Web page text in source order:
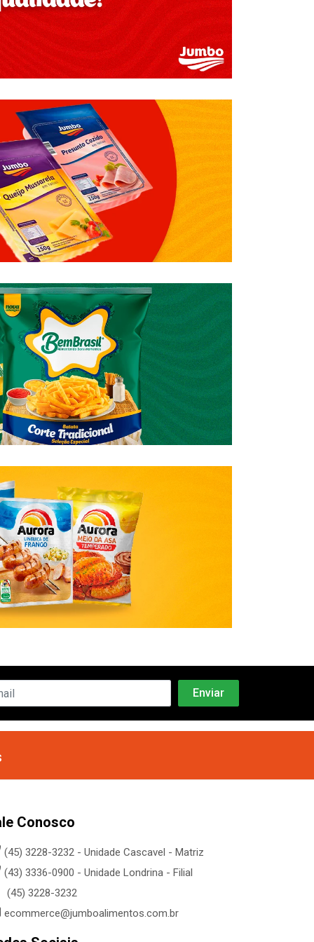
Conosco
(45) 3228-3232 - Unidade Cascavel - Matriz
(43) 3336-0900 - Unidade Londrina - Filial
(45) 3228-3232
ecommerce@jumboalimentos.com.br